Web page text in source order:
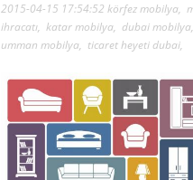
2015-04-15 17:54:52 körfez mobilya,
ihracatı, katar mobilya, dubai mobilya,
umman mobilya, ticaret heyeti dubai,